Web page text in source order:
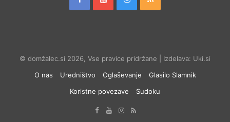
© domžalec.si 2026, Vse pravice pridržane | Izdelava: Uki.si
O nas
Uredništvo Oglaševanje
Glasilo Slamnik
Koristne povezave
Sudoku